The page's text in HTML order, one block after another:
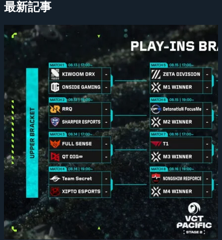
最新記事